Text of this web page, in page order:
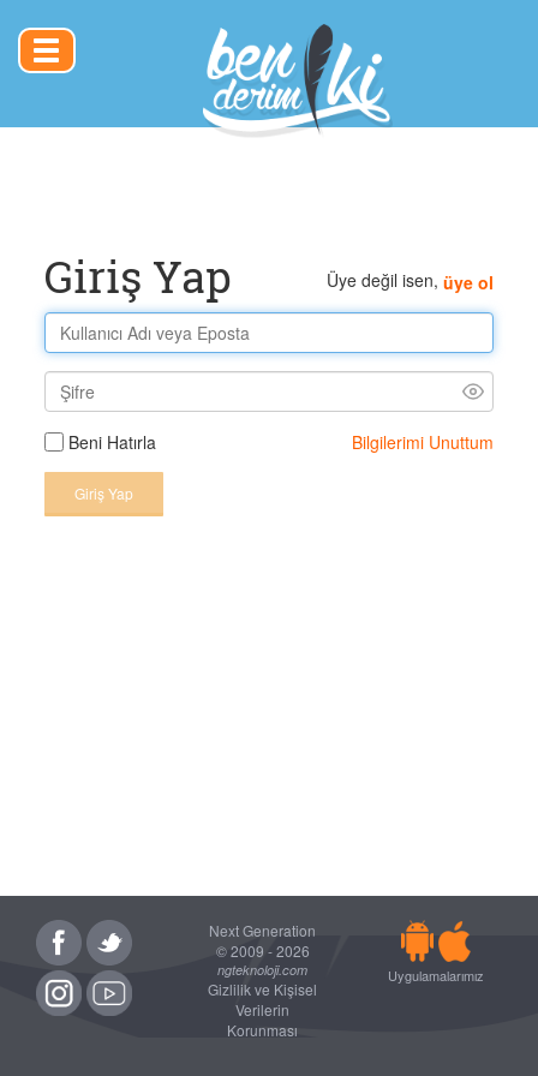
Toggle
navigation
Üye değil isen, üye ol
Giriş Yap
Beni Hatırla Bilgilerimi Unuttum
Giriş Yap
Next Generation
© 2009 - 2026
ngteknoloji.com
Gizlilik ve Kişisel
Verilerin
Korunması
Uygulamalarımız